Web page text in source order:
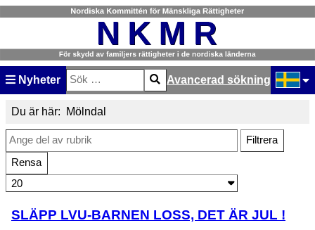
Nyheter
Sök
Type 2 or more characters for results.
Avancerad sökning
Du är här: Mölndal
Ange del av rubrik
Filtrera
Rensa
Visa #
SLÄPP LVU-BARNEN LOSS, DET ÄR JUL !